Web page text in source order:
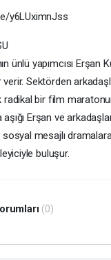
y6LUximnJss
ünlü yapımcısı Erşan
Sektörden
bir film
aşığı Erşan ve
sosyal mesajlı
buluşur.
(0)